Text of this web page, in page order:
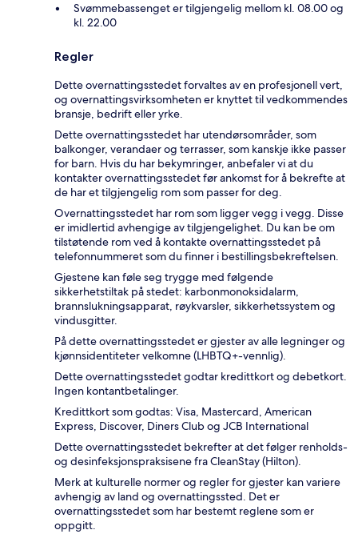
Svømmebassenget er tilgjengelig mellom kl. 08.00 og
kl. 22.00
Regler
Dette overnattingsstedet forvaltes av en profesjonell vert,
og overnattingsvirksomheten er knyttet til vedkommendes
bransje, bedrift eller yrke.
Dette overnattingsstedet har utendørsområder, som
balkonger, verandaer og terrasser, som kanskje ikke passer
for barn. Hvis du har bekymringer, anbefaler vi at du
kontakter overnattingsstedet før ankomst for å bekrefte at
de har et tilgjengelig rom som passer for deg.
Overnattingsstedet har rom som ligger vegg i vegg. Disse
er imidlertid avhengige av tilgjengelighet. Du kan be om
tilstøtende rom ved å kontakte overnattingsstedet på
telefonnummeret som du finner i bestillingsbekreftelsen.
Gjestene kan føle seg trygge med følgende
sikkerhetstiltak på stedet: karbonmonoksidalarm,
brannslukningsapparat, røykvarsler, sikkerhetssystem og
vindusgitter.
På dette overnattingsstedet er gjester av alle legninger og
kjønnsidentiteter velkomne (LHBTQ+-vennlig).
Dette overnattingsstedet godtar kredittkort og debetkort.
Ingen kontantbetalinger.
Kredittkort som godtas: Visa, Mastercard, American
Express, Discover, Diners Club og JCB International
Dette overnattingsstedet bekrefter at det følger renholds-
og desinfeksjonspraksisene fra CleanStay (Hilton).
Merk at kulturelle normer og regler for gjester kan variere
avhengig av land og overnattingssted. Det er
overnattingsstedet som har bestemt reglene som er
oppgitt.